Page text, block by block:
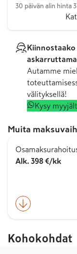
30 päivän alin hinta
Autamme
välityksellä!
Kysy
Muita
Alk. 398 €/kk
Kohokohdat